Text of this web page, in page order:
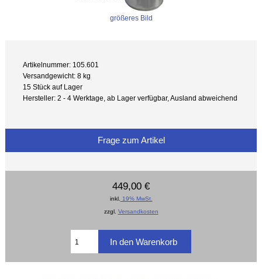
größeres Bild
Artikelnummer: 105.601
Versandgewicht: 8 kg
15 Stück auf Lager
Hersteller: 2 - 4 Werktage, ab Lager verfügbar, Ausland abweichend
Frage zum Artikel
449,00 €
inkl. 19% MwSt.
zzgl. Versandkosten